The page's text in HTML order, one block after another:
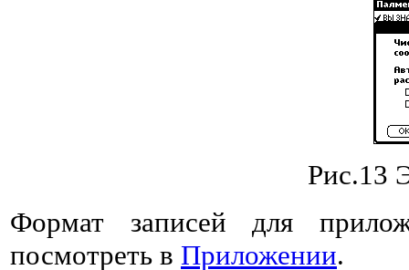
Рис.13
Формат записей для
посмотреть в Приложении.